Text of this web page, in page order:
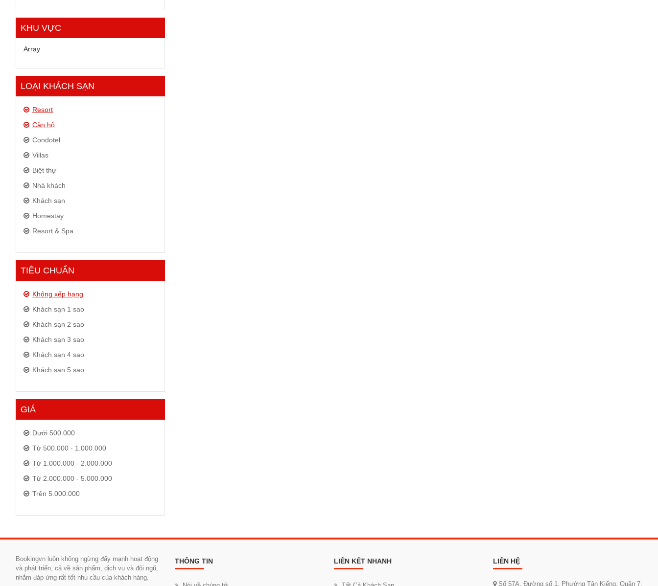
KHU VỰC
Array
LOẠI KHÁCH SẠN
Resort
Căn hộ
Condotel
Villas
Biệt thự
Nhà khách
Khách sạn
Homestay
Resort & Spa
TIÊU CHUẨN
Không xếp hạng
Khách sạn 1 sao
Khách sạn 2 sao
Khách sạn 3 sao
Khách sạn 4 sao
Khách sạn 5 sao
GIÁ
Dưới 500.000
Từ 500.000 - 1.000.000
Từ 1.000.000 - 2.000.000
Từ 2.000.000 - 5.000.000
Trên 5.000.000
Bookingvn luôn không ngừng đẩy mạnh hoạt động
và phát triển, cả về sản phẩm, dịch vụ và đội ngũ,
nhằm đáp ứng rất tốt nhu cầu của khách hàng.
THÔNG TIN LIÊN KẾT NHANH LIÊN HỆ
Số 57A, Đường số 1, Phường Tân Kiểng, Quận 7,